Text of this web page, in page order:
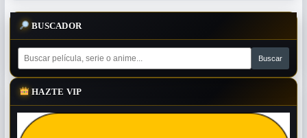
BUSCADOR
HAZTE VIP